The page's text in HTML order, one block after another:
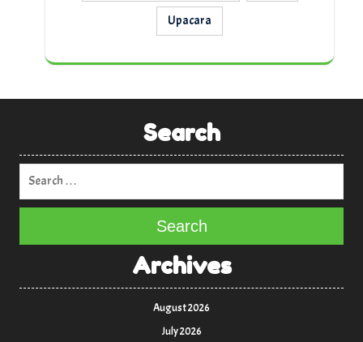
Upacara
Search
Search
Archives
August 2026
July 2026